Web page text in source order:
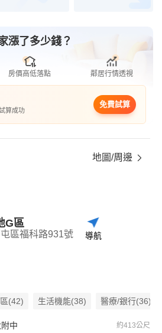
漲了多少錢？
房價高低落點 鄰居行情透視
算成功
免費試算
地圖/周邊
G區
區福科路931號 導航
(42) 生活機能(38) 醫療/銀行(36)
中 約413公尺